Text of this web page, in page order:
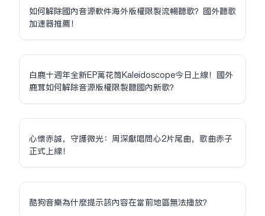
如何解除國內音源軟件海外版權限制流暢聽歌？國外聽歌
加速器推薦！
白鹿十週年全新EP萬花筒Kaleidoscope今日上線！國外
鹿茸如何解除音源版權限制聽國內新歌？
心懷赤誠，守護微光：周深獻唱問心2片尾曲，歌曲赤子
正式上線！
酷狗音樂為什麼提示該內容在當前地區無法播放？